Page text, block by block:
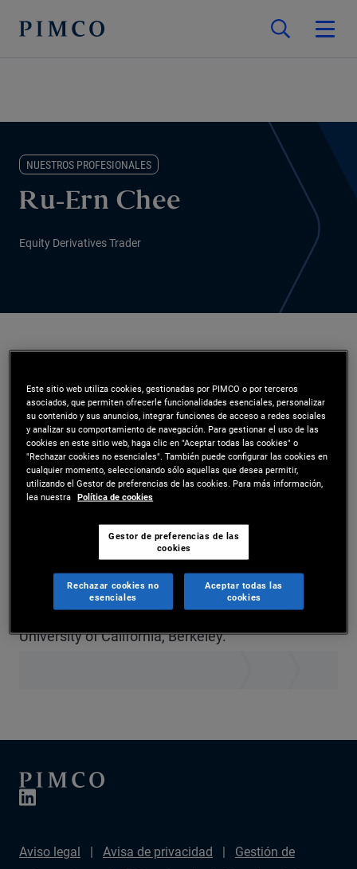
NUESTROS PROFESIONALES
Ru-Ern Chee
Equity Derivatives Trader
derivatives trader in the New York office. Prior to
joining PIMCO in 2022, she was an equity
derivatives sales-trader at BNP Paribas, Citigroup,
and Societe Generale, specializing in equity
options and volatility strategies. She has 15 years
of investment experience and holds a master's
degree in financial engineering from Cornell
University and an undergraduate degree from the
University of California, Berkeley.
Aviso legal Avisa de privacidad
Gestión de
Este sitio web utiliza cookies, gestionadas por PIMCO o por terceros
asociados, que permiten ofrecerle funcionalidades esenciales, personalizar
su contenido y sus anuncios, integrar funciones de acceso a redes sociales
y analizar su comportamiento de navegación. Para gestionar el uso de las
cookies en este sitio web, haga clic en "Aceptar todas las cookies" o
"Rechazar cookies no esenciales". También puede configurar las cookies en
cualquier momento, seleccionando sólo aquellas que desea permitir,
utilizando el Gestor de preferencias de las cookies. Para más información,
lea nuestra Política de cookies
Gestor de preferencias de las
cookies
Rechazar cookies no
esenciales
Aceptar todas las
cookies